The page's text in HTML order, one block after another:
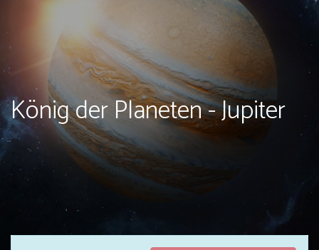
König der Planeten - Jupiter